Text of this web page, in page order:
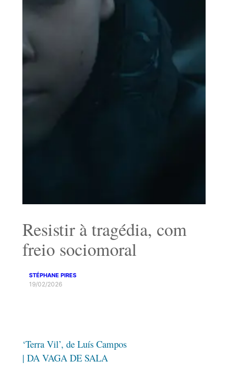
Resistir à tragédia, com
freio sociomoral
STÉPHANE PIRES
19/02/2026
‘Terra Vil’, de Luís Campos
| DA VAGA DE SALA